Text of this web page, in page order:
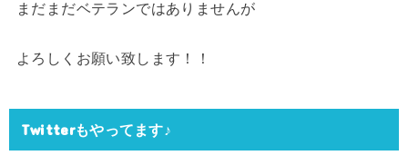
まだまだベテランではありませんが
よろしくお願い致します！！
Twitterもやってます♪